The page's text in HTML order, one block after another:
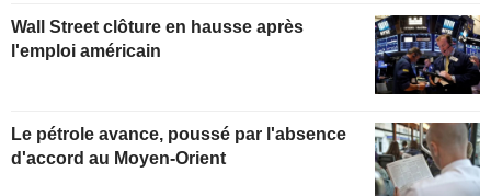
Wall Street clôture en hausse après
l'emploi américain
Le pétrole avance, poussé par l'absence
d'accord au Moyen-Orient